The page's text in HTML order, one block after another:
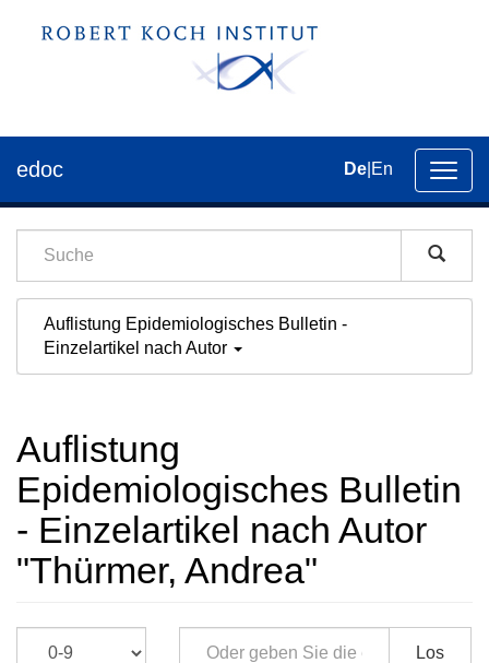
der
edoc De En
Auflistung Epidemiologisches Bulletin -
Einzelartikel nach Autor
Auflistung
Epidemiologisches Bulletin
- Einzelartikel nach Autor
"Thürmer, Andrea"
Los